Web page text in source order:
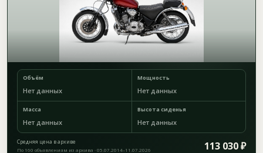
Объём
Нет данных
Мощность
Нет данных
Масса
Нет данных
Высота сиденья
Нет данных
Средняя цена в архиве 113 030 ₽
По 160 объявлениям из архива · 05.07.2014–11.07.2026